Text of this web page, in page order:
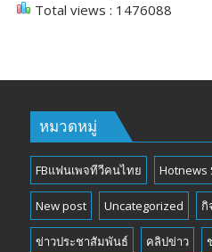
Total views : 1476088
หมวดหมู่
FBแฟนเพจทีวีคนไทย Hotnews
New post Uncategorized กิ
ข่าวประชาสัมพันธ์ คลิปข่าว